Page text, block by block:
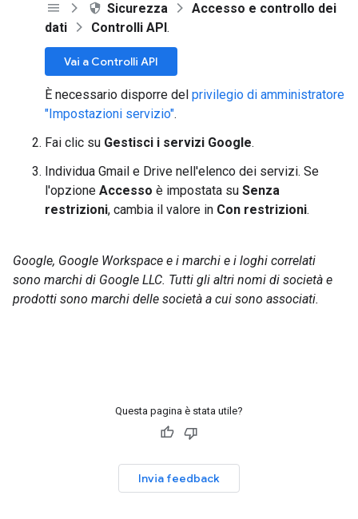
Sicurezza
Accesso e controllo dei
dati
Controlli API.
Vai a Controlli API
È necessario disporre del privilegio di amministratore
"Impostazioni servizio".
Fai clic su Gestisci i servizi Google.
Individua Gmail e Drive nell'elenco dei servizi. Se
l'opzione Accesso è impostata su Senza
restrizioni, cambia il valore in Con restrizioni.
Google, Google Workspace e i marchi e i loghi correlati
sono marchi di Google LLC. Tutti gli altri nomi di società e
prodotti sono marchi delle società a cui sono associati.
Questa pagina è stata utile?
Invia feedback